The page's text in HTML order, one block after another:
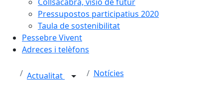
Pressupostos participatius 2020
Taula de sostenibilitat
Pessebre Vivent
Adreces i telèfons
Actualitat Notícies